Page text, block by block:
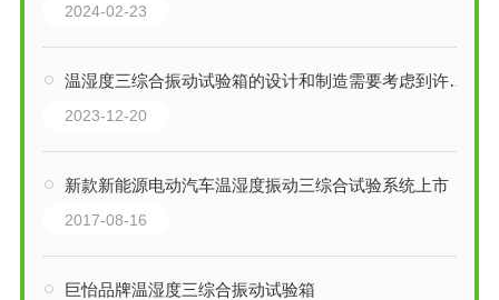
2024-02-23
温湿度三综合振动试验箱的设计和制造需要考虑到许多因素
2023-12-20
新款新能源电动汽车温湿度振动三综合试验系统上市
2017-08-16
巨怡品牌温湿度三综合振动试验箱